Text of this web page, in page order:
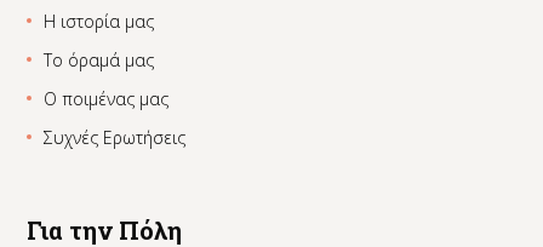
Η ιστορία μας
Το όραμά μας
Ο ποιμένας μας
Συχνές Ερωτήσεις
Για την Πόλη